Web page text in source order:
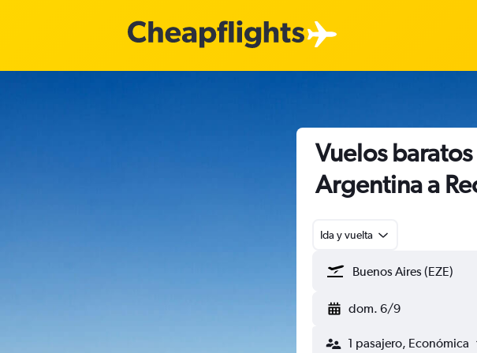
Vuelos
Argentina a
Ida y vuelta
dom. 6/9
1 pasajero, Económica